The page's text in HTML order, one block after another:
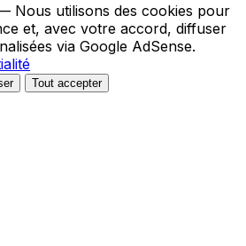
Nous utilisons des cookies pour
et, avec votre accord, diffuser
via Google AdSense.
Tout accepter